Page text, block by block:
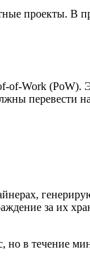
проекты.
Work
перевести
за их
в течение